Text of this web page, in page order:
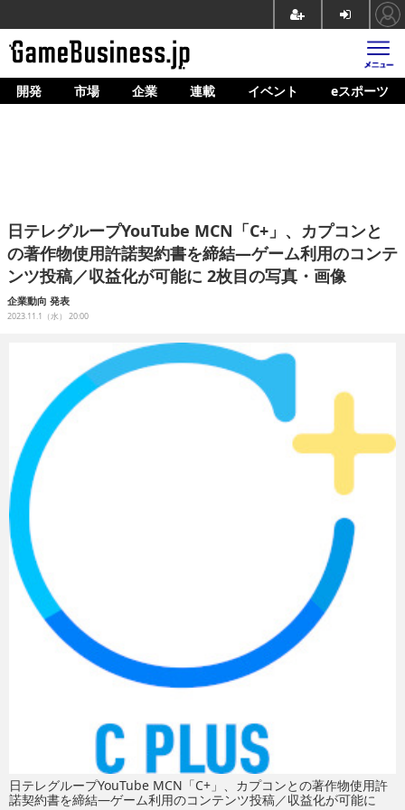
ホーム
企業動向
人材育成
産業政策
イベント/セミナー
eスポーツ
開発 市場 企業 連載 イベント eスポーツ
日テレグループYouTube MCN「C+」、カプコンと
の著作物使用許諾契約書を締結―ゲーム利用のコンテ
ンツ投稿／収益化が可能に 2枚目の写真・画像
企業動向 発表
2023.11.1（水） 20:00
日テレグループYouTube MCN「C+」、カプコンとの著作物使用許
諾契約書を締結―ゲーム利用のコンテンツ投稿／収益化が可能に